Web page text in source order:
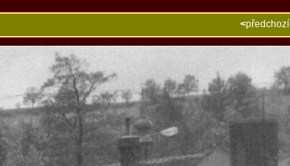
<předchozí